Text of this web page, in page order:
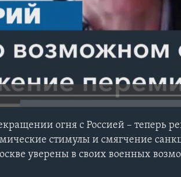
огня с Россией – теперь
стимулы и смягчение
уверены в своих военных